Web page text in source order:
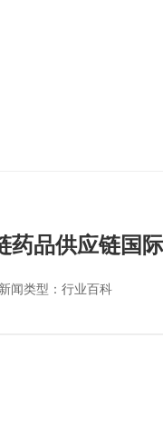
药品供应链国
新闻类型：行业百科